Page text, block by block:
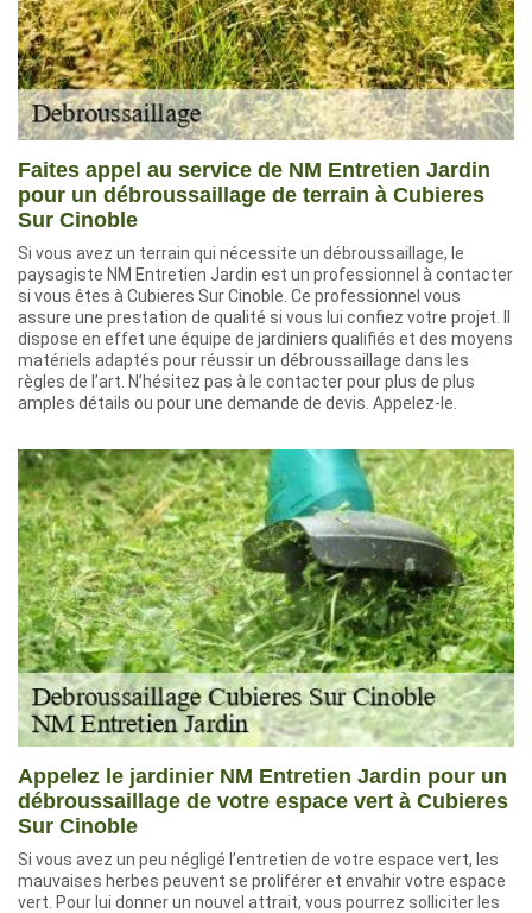
Faites appel au service de NM Entretien Jardin
pour un débroussaillage de terrain à Cubieres
Sur Cinoble
Si vous avez un terrain qui nécessite un débroussaillage, le
paysagiste NM Entretien Jardin est un professionnel à contacter
si vous êtes à Cubieres Sur Cinoble. Ce professionnel vous
assure une prestation de qualité si vous lui confiez votre projet. Il
dispose en effet une équipe de jardiniers qualifiés et des moyens
matériels adaptés pour réussir un débroussaillage dans les
règles de l’art. N’hésitez pas à le contacter pour plus de plus
amples détails ou pour une demande de devis. Appelez-le.
Appelez le jardinier NM Entretien Jardin pour un
débroussaillage de votre espace vert à Cubieres
Sur Cinoble
Si vous avez un peu négligé l’entretien de votre espace vert, les
mauvaises herbes peuvent se proliférer et envahir votre espace
vert. Pour lui donner un nouvel attrait, vous pourrez solliciter les